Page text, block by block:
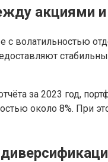
акциями
волатильностью
за 2023 год,
около 8%. При